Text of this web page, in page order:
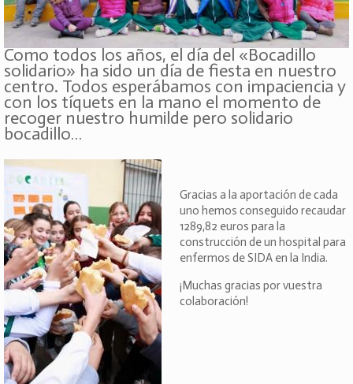
Como todos los años, el día del «Bocadillo
solidario» ha sido un día de fiesta en nuestro
centro. Todos esperábamos con impaciencia y
con los tíquets en la mano el momento de
recoger nuestro humilde pero solidario
bocadillo…
Gracias a la aportación de cada
uno hemos conseguido recaudar
1289,82 euros para la
construcción de un hospital para
enfermos de SIDA en la India.
¡Muchas gracias por vuestra
colaboración!